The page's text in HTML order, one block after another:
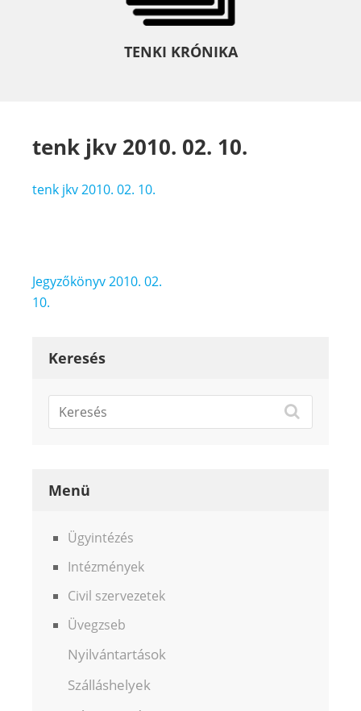
TENKI KRÓNIKA
tenk jkv 2010. 02. 10.
tenk jkv 2010. 02. 10.
Bejegyzés
navigáció
Jegyzőkönyv 2010. 02.
10.
Keresés
Menü
Ügyintézés
Intézmények
Civil szervezetek
Üvegzseb
Nyilvántartások
Szálláshelyek